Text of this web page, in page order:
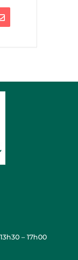
– 17h00